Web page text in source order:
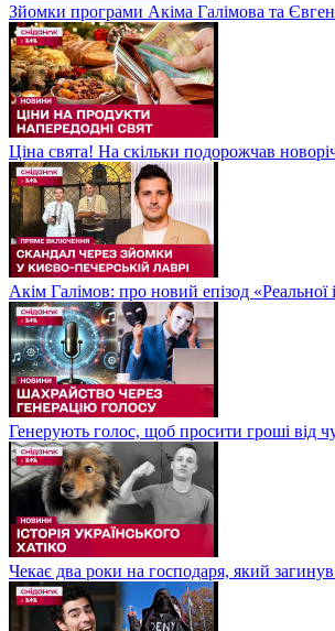
Зйомки програми Акіма Галімова та
Ціна свята! На скільки подорожчав
Акім Галімов: про новий епізод «Реальної
Генерують голос, щоб просити гроші від
Чекає два роки на господаря, який